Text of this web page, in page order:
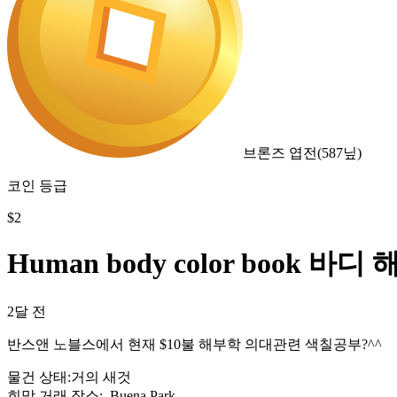
브론즈 엽전(587닢)
코인 등급
$2
Human body color book 바디
2달 전
반스앤 노블스에서 현재 $10불 해부학 의대관련 색칠공부?^^
물건 상태 :거의 새것